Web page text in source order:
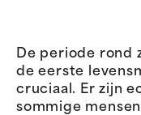
De periode rond
de eerste
cruciaal. Er zijn
sommige